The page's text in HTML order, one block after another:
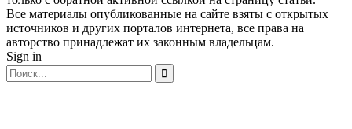
Все материалы опубликованные на сайте взяты с открытых
источников и других порталов интернета, все права на
авторство принадлежат их законным владельцам.
Sign in